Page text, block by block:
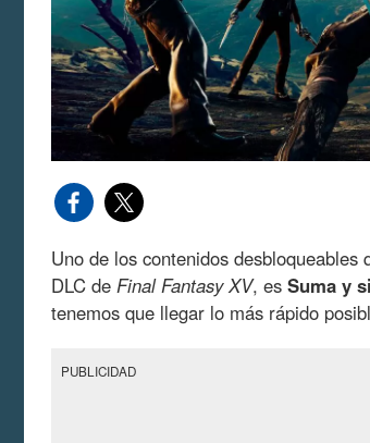
Uno de los contenidos desbloqueables
DLC de Final Fantasy XV, es Suma y
tenemos que llegar lo más rápido
PUBLICIDAD